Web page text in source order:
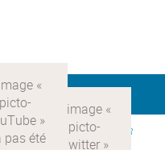
française > Recherche >
8